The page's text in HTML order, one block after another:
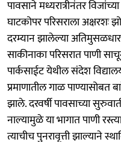
पावसाने मध्यरात्रीनंतर
घाटकोपर परिसराला अक्षरशः
दरम्यान झालेल्या
साकीनाका परिसरात पाणी
पार्कसाईट येथील संदेश
प्रमाणातील गाळ
झाले. दरवर्षी पावसाच्या
नाल्यामुळे या भागात पाणी
त्याचीच पुनरावृत्ती झाल्याने